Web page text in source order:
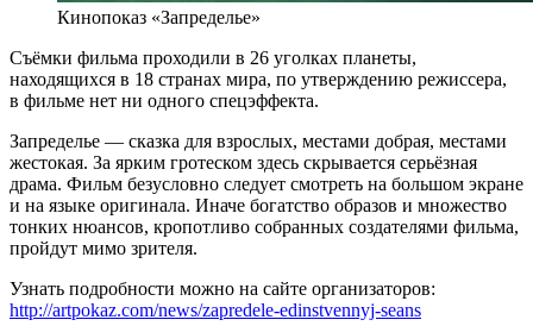
Кинопоказ «Запределье»
Съёмки фильма проходили в 26 уголках планеты,
находящихся в 18 странах мира, по утверждению режиссера,
в фильме нет ни одного спецэффекта.
Запределье — сказка для взрослых, местами добрая, местами
жестокая. За ярким гротеском здесь скрывается серьёзная
драма. Фильм безусловно следует смотреть на большом экране
и на языке оригинала. Иначе богатство образов и множество
тонких нюансов, кропотливо собранных создателями фильма,
пройдут мимо зрителя.
Узнать подробности можно на сайте организаторов:
http://artpokaz.com/news/zapredele-edinstvennyj-seans